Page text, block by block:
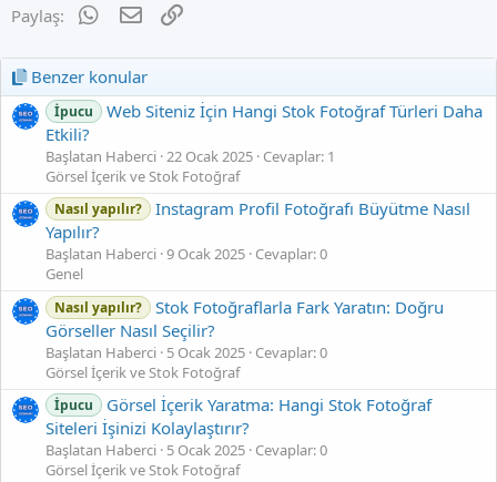
Paylaş: WhatsApp
E-posta
Benzer konular
İpucu
Web Siteniz İçin Hangi Stok Fotoğraf Türleri Daha
Etkili?
Başlatan Haberci 22 Ocak 2025 Cevaplar: 1
Görsel İçerik ve Stok Fotoğraf
Nasıl yapılır?
Instagram Profil Fotoğrafı Büyütme Nasıl
Yapılır?
Başlatan Haberci 9 Ocak 2025 Cevaplar: 0
Genel
Nasıl yapılır?
Stok Fotoğraflarla Fark Yaratın: Doğru
Görseller Nasıl Seçilir?
Başlatan Haberci 5 Ocak 2025 Cevaplar: 0
Görsel İçerik ve Stok Fotoğraf
İpucu
Görsel İçerik Yaratma: Hangi Stok Fotoğraf
Siteleri İşinizi Kolaylaştırır?
Başlatan Haberci 5 Ocak 2025 Cevaplar: 0
Görsel İçerik ve Stok Fotoğraf